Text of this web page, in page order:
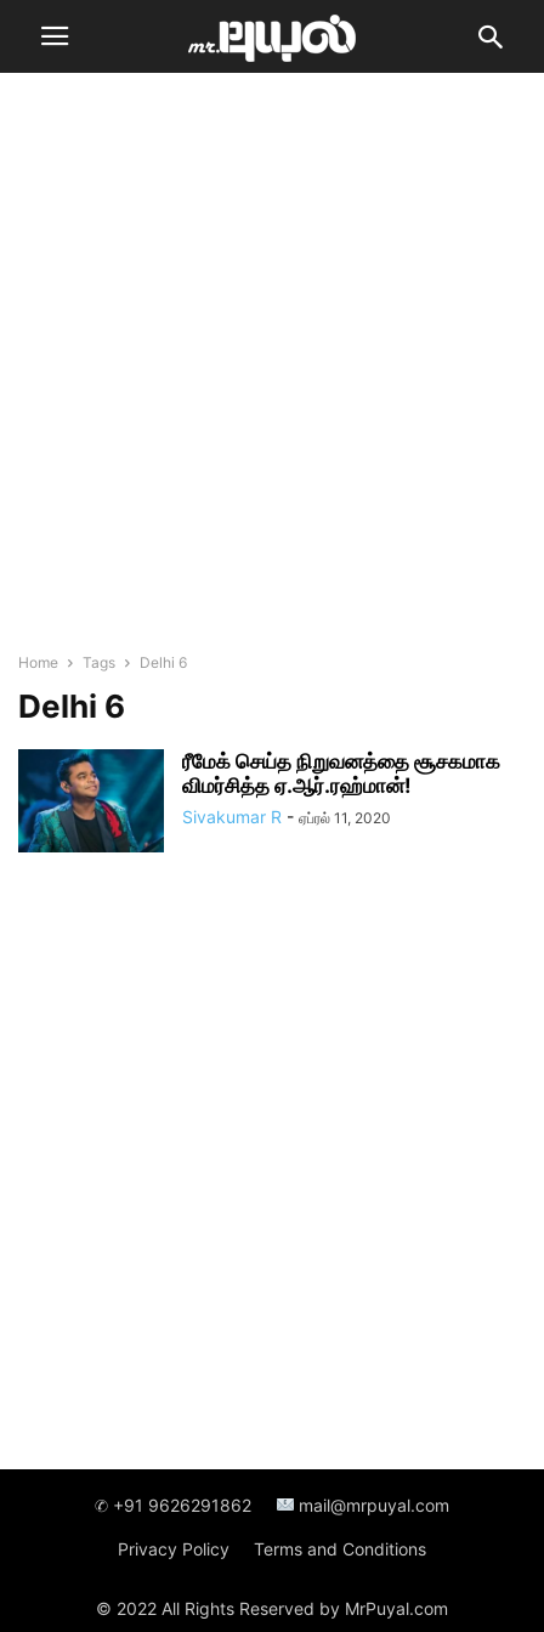
Home Tags Delhi 6
Delhi 6
ரீமேக் செய்த நிறுவனத்தை சூசகமாக
விமர்சித்த ஏ.ஆர்.ரஹ்மான்!
Sivakumar R - ஏப்ரல் 11, 2020
✆ +91 9626291862 mail@mrpuyal.com
Privacy Policy Terms and Conditions
© 2022 All Rights Reserved by MrPuyal.com